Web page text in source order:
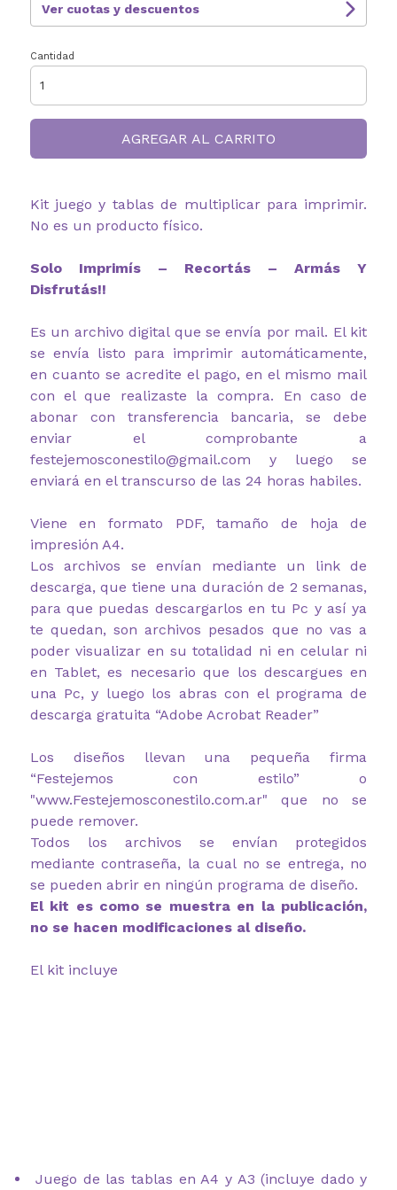
Ver cuotas y descuentos
Cantidad
AGREGAR AL CARRITO
Kit juego y tablas de multiplicar para imprimir.
No es un producto físico.
Solo Imprimís – Recortás – Armás Y
Disfrutás!!
Es un archivo digital que se envía por mail. El kit
se envía listo para imprimir automáticamente,
en cuanto se acredite el pago, en el mismo mail
con el que realizaste la compra. En caso de
abonar con transferencia bancaria, se debe
enviar el comprobante a
festejemosconestilo@gmail.com y luego se
enviará en el transcurso de las 24 horas habiles.
Viene en formato PDF, tamaño de hoja de
impresión A4.
Los archivos se envían mediante un link de
descarga, que tiene una duración de 2 semanas,
para que puedas descargarlos en tu Pc y así ya
te quedan, son archivos pesados que no vas a
poder visualizar en su totalidad ni en celular ni
en Tablet, es necesario que los descargues en
una Pc, y luego los abras con el programa de
descarga gratuita “Adobe Acrobat Reader”
Los diseños llevan una pequeña firma
“Festejemos con estilo” o
"www.Festejemosconestilo.com.ar" que no se
puede remover.
Todos los archivos se envían protegidos
mediante contraseña, la cual no se entrega, no
se pueden abrir en ningún programa de diseño.
El kit es como se muestra en la publicación,
no se hacen modificaciones al diseño.
El kit incluye
Juego de las tablas en A4 y A3 (incluye dado y